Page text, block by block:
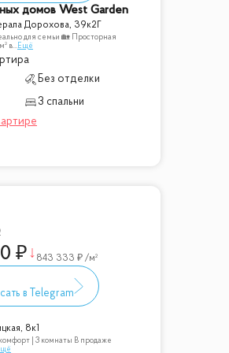
архитектура,
домов West Garden
Дорохова, 39к2Г
для семьи 🏡 Просторная
в...Ещё
Без отделки
3 спальни
843 333 /м²
8к1
| 3 комнаты В продаже